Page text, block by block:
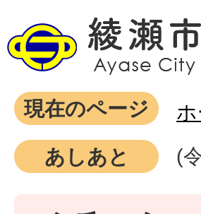
現在のページ
あしあと
(